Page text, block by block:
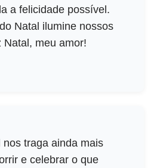
a felicidade possível.
Natal ilumine nossos
Natal, meu amor!
nos traga ainda mais
e celebrar o que